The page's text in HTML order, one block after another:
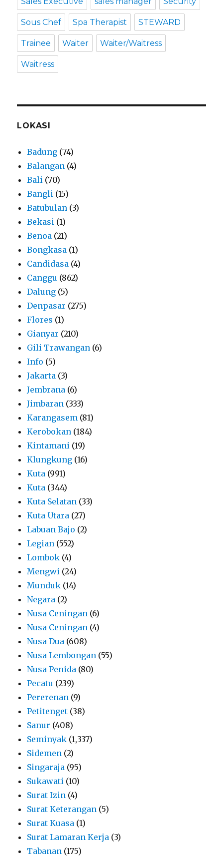
Sous Chef Spa Therapist STEWARD
Trainee Waiter Waiter/Waitress
Waitress
LOKASI
Badung (74)
Balangan (4)
Bali (70)
Bangli (15)
Batubulan (3)
Bekasi (1)
Benoa (21)
Bongkasa (1)
Candidasa (4)
Canggu (862)
Dalung (5)
Denpasar (275)
Flores (1)
Gianyar (210)
Gili Trawangan (6)
Info (5)
Jakarta (3)
Jembrana (6)
Jimbaran (333)
Karangasem (81)
Kerobokan (184)
Kintamani (19)
Klungkung (16)
Kuta (991)
Kuta (344)
Kuta Selatan (33)
Kuta Utara (27)
Labuan Bajo (2)
Legian (552)
Lombok (4)
Mengwi (24)
Munduk (14)
Negara (2)
Nusa Ceningan (6)
Nusa Ceningan (4)
Nusa Dua (608)
Nusa Lembongan (55)
Nusa Penida (80)
Pecatu (239)
Pererenan (9)
Petitenget (38)
Sanur (408)
Seminyak (1,337)
Sidemen (2)
Singaraja (95)
Sukawati (10)
Surat Izin (4)
Surat Keterangan (5)
Surat Kuasa (1)
Surat Lamaran Kerja (3)
Tabanan (175)